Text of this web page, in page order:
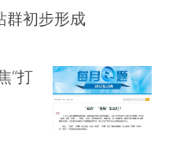
群初步形成
“打